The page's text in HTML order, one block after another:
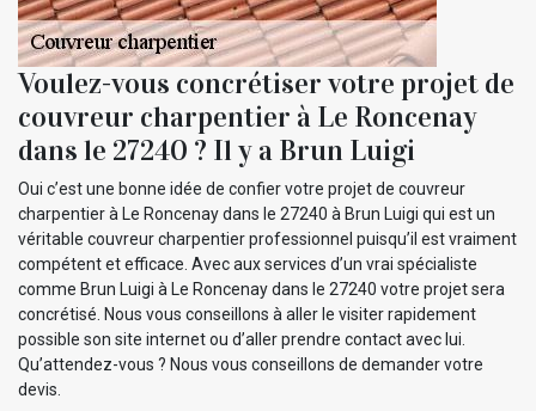
Voulez-vous concrétiser votre projet de
couvreur charpentier à Le Roncenay
dans le 27240 ? Il y a Brun Luigi
Oui c’est une bonne idée de confier votre projet de couvreur
charpentier à Le Roncenay dans le 27240 à Brun Luigi qui est un
véritable couvreur charpentier professionnel puisqu’il est vraiment
compétent et efficace. Avec aux services d’un vrai spécialiste
comme Brun Luigi à Le Roncenay dans le 27240 votre projet sera
concrétisé. Nous vous conseillons à aller le visiter rapidement
possible son site internet ou d’aller prendre contact avec lui.
Qu’attendez-vous ? Nous vous conseillons de demander votre
devis.